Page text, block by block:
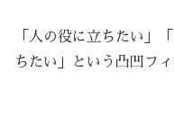
「人の役に立ちたい」
ちたい」という凸凹フィ